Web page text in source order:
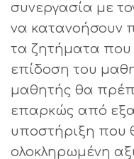
συνεργασία με
να κατανοήσουν
τα ζητήματα που
επίδοση του
μαθητής θα
επαρκώς από
υποστήριξη που
ολοκληρωμένη